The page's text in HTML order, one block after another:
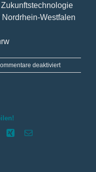
Westfalen
deaktiviertfür
Künstliche
WhatsApp
Xing E-